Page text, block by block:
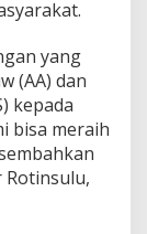
yang
(AA) dan
kepada
bisa meraih
Rotinsulu,